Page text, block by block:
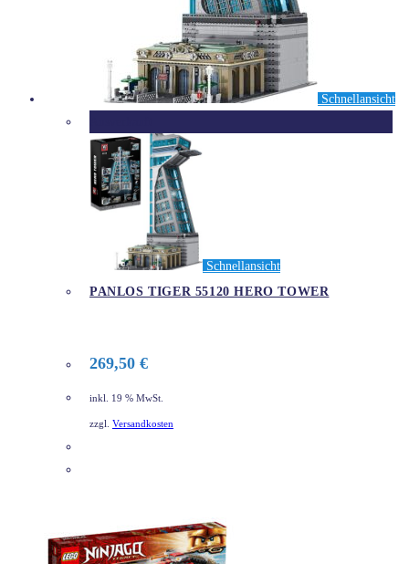
Schnellansicht
Schnellansicht
PANLOS TIGER 55120 HERO TOWER
269,50 €
inkl. 19 % MwSt.
zzgl. Versandkosten